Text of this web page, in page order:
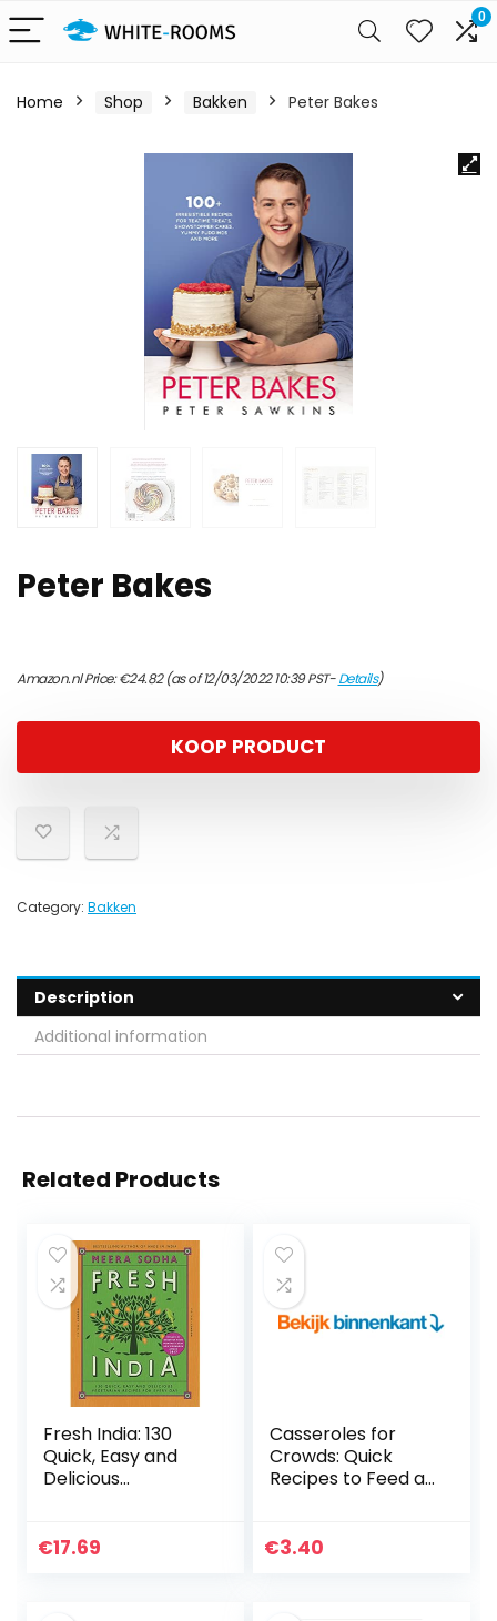
0
Home Shop Bakken Peter Bakes
Peter Bakes
Amazon.nl Price:€24.82(as of 12/03/2022 10:39 PST-Details)
KOOP PRODUCT
Category: Bakken
Description
Additional information
Related Products
Fresh India: 130
Quick, Easy and
Delicious
Day
€17.69
Casseroles for
Crowds: Quick
Recipes to Feed a
€3.40